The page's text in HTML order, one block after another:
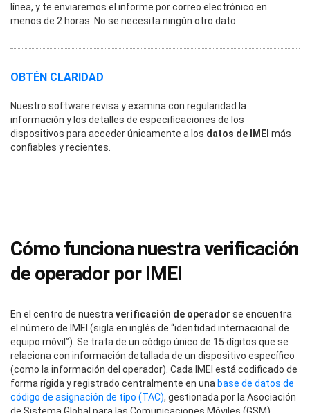
línea, y te enviaremos el informe por correo electrónico en
menos de 2 horas. No se necesita ningún otro dato.
OBTÉN CLARIDAD
Nuestro software revisa y examina con regularidad la
información y los detalles de especificaciones de los
dispositivos para acceder únicamente a los datos de IMEI más
confiables y recientes.
Cómo funciona nuestra verificación
de operador por IMEI
En el centro de nuestra verificación de operador se encuentra
el número de IMEI (sigla en inglés de “identidad internacional de
equipo móvil”). Se trata de un código único de 15 dígitos que se
relaciona con información detallada de un dispositivo específico
(como la información del operador). Cada IMEI está codificado de
forma rígida y registrado centralmente en una base de datos de
código de asignación de tipo (TAC), gestionada por la Asociación
de Sistema Global para las Comunicaciones Móviles (GSM).